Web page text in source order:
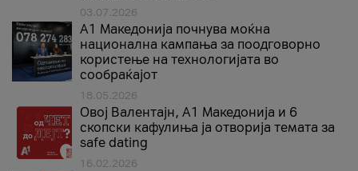
03.07.2026
A1 Македонија почнува моќна
национална кампања за поодговорно
користење на технологијата во
сообраќајот
18.05.2026
Овој Валентајн, A1 Македонија и 6
скопски кафулиња ја отворија темата за
safe dating
16.02.2026